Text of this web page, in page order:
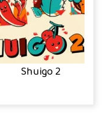
Shuigo 2